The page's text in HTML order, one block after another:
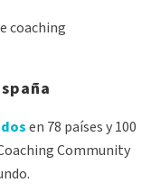
coaching
en 78 países y 100
Community